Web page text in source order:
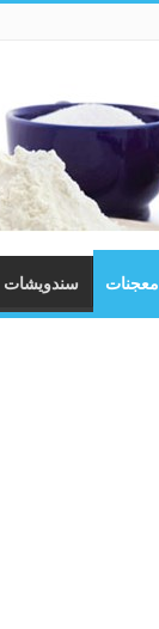
معجنات سندويشات